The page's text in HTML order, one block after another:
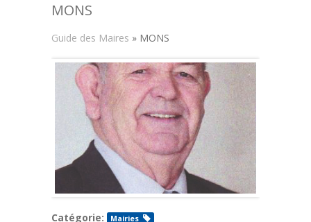
MONS
Guide des Maires » MONS
Catégorie: Mairies